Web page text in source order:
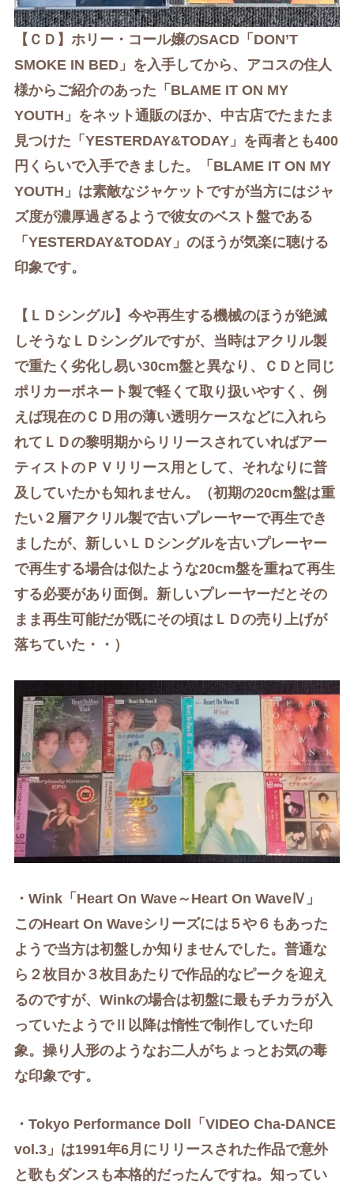
【ＣＤ】ホリー・コール嬢のSACD 「DON’T
SMOKE IN BED」を入手してから、アコスの住人
様からご紹介のあった「BLAME IT ON MY
YOUTH」をネット通販のほか、中古店でたまたま
見つけた「YESTERDAY&TODAY」を両者とも400
円くらいで入手できました。
「BLAME IT ON MY
YOUTH」は素敵なジャケットですが当方にはジャ
ズ度が濃厚過ぎるようで彼女のベスト盤である
「YESTERDAY&TODAY」のほうが気楽に聴ける
印象です。
【ＬＤシングル】今や再生する機械のほうが絶滅
しそうな ＬＤシングルですが、当時はアクリル製
で重たく劣化し易い30cm盤と異なり、ＣＤと同じ
ポリカーボネート製で軽くて取り扱いやすく、例
えば現在のＣＤ用の薄い透明ケースなどに入れら
れてＬＤの黎明期からリリースされていればアー
ティストのＰＶリリース用として、それなりに普
及していたかも知れません。（初期の20cm盤は重
たい２層アクリル製で古いプレーヤーで再生でき
ましたが、新しい ＬＤシングルを古いプレーヤー
で再生する場合は似たような20cm盤を重ねて再生
する必要があり面倒。新しいプレーヤーだとその
まま再生可能だが既にその頃はＬＤの売り上げが
落ちていた・・ ）
・Wink「Heart On Wave～ Heart On WaveⅣ 」
このHeart On Waveシリーズには５や６もあった
ようで当方は初盤しか知りませんでした。普通な
ら２枚目か３枚目あたりで作品的なピークを迎え
るのですが、Winkの場合は初盤に最もチカラが入
っていたようでⅡ以降は惰性で制作していた印
象。操り人形のようなお二人がちょっとお気の毒
な印象です。
・Tokyo Performance Doll「VIDEO Cha-DANCE
vol.3」は1991年6月にリリースされた作品で意外
と歌もダンスも本格的だったんですね。知ってい